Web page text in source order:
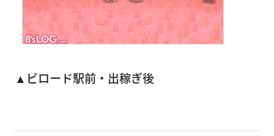
▲ビロード駅前・出稼ぎ後